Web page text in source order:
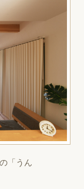
「うん